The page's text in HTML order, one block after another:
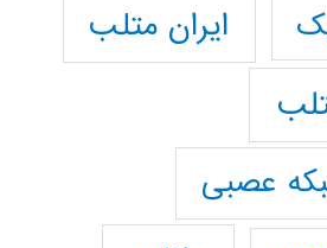
ایران متلب
عصبی